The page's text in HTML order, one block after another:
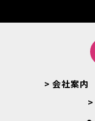
会社案内